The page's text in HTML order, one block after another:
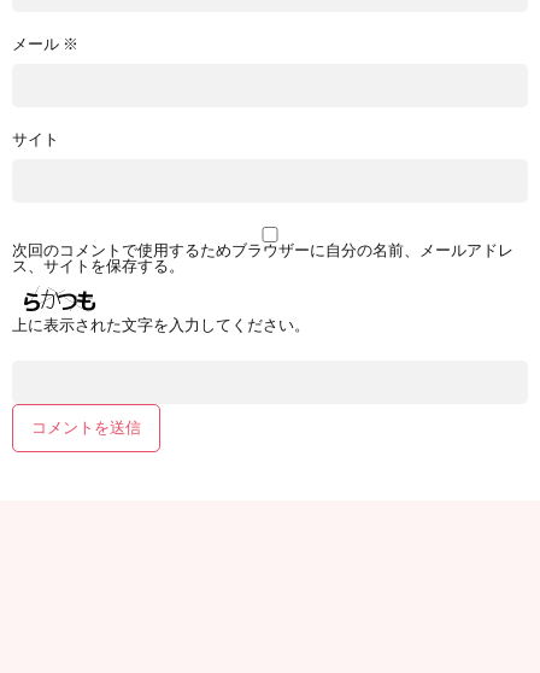
メール ※
サイト
次回のコメントで使用するためブラウザーに自分の名前、メールアドレ
ス、サイトを保存する。
上に表示された文字を入力してください。